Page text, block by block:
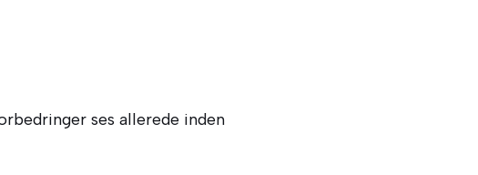
ses allerede inden